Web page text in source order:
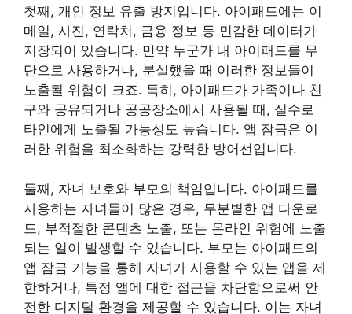
첫째, 개인 정보 유출 방지입니다. 아이패드에는 이
메일, 사진, 연락처, 금융 정보 등 민감한 데이터가
저장되어 있습니다. 만약 누군가 내 아이패드를 무
단으로 사용하거나, 분실했을 때 이러한 정보들이
노출될 위험이 크죠. 특히, 아이패드가 가족이나 친
구와 공유되거나 공공장소에서 사용될 때, 실수로
타인에게 노출될 가능성도 높습니다. 앱 잠금은 이
러한 위험을 최소화하는 강력한 방어선입니다.
둘째, 자녀 보호와 부모의 책임입니다. 아이패드를
사용하는 자녀들이 많은 경우, 무분별한 앱 다운로
드, 부적절한 콘텐츠 노출, 또는 온라인 위험에 노출
되는 일이 발생할 수 있습니다. 부모는 아이패드의
앱 잠금 기능을 통해 자녀가 사용할 수 있는 앱을 제
한하거나, 특정 앱에 대한 접근을 차단함으로써 안
전한 디지털 환경을 제공할 수 있습니다. 이는 자녀